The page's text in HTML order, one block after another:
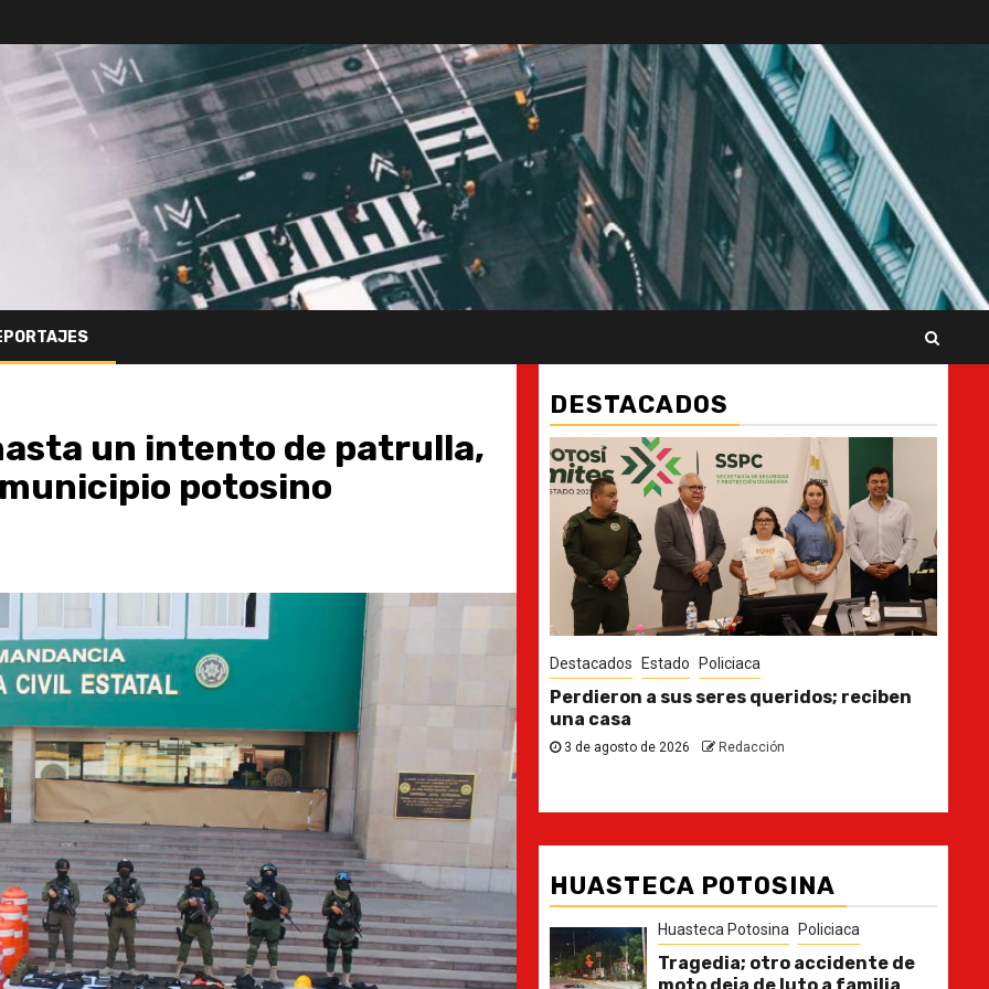
un intento de patrulla,
potosino
DESTACADOS
de carreteras,
de impacto
Destacados Estado
Perdieron a sus seres queridos; reciben
3 de agosto de 2026
Destacados Estado
Ya casi, el quinto informe del
HUASTECA POTOSINA
Huasteca Potosina Policiaca
Tragedia; otro accidente de